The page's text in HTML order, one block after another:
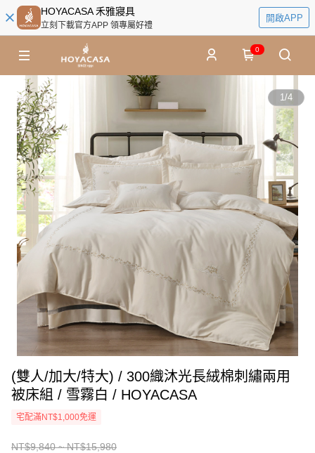
HOYACASA 禾雅寢具
立刻下載官方APP 領專屬好禮
開啟APP
0
1/4
(雙人/加大/特大) / 300織沐光長絨棉刺繡兩用
被床組 / 雪霧白 / HOYACASA
宅配滿NT$1,000免運
NT$9,840 ~ NT$15,980